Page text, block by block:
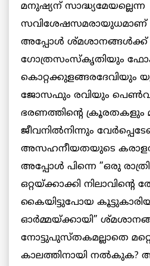
മനുഷ്യന് സാദ്ധ്യമേയല്ലെന്ന
അപ്പോള്‍
ഗോത്രസംസ്‌കൃതിയും
കൊറ്റക്കുളങ്ങരദേവിയും
ജോസഫും രവിയും
ഭരണത്തിന്റെ ക്രൂരതകളും
ജീവനില്‍നിന്നും
അസഹനീയതയുടെ
അപ്പോള്‍ പിന്നെ ”ഒരു
ഒറ്റയ്ക്കാക്കി നിലാവിന്റെ
കൈയിട്ടുപോയ
ഓര്‍മ്മയ്ക്കായി”
നോട്ടുപുസ്തകമല്ലാതെ
കാലത്തിനായി നല്‍കുക?